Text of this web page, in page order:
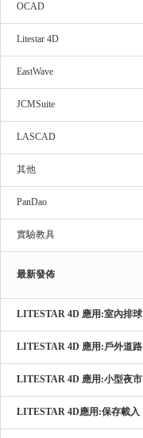
OCAD
Litestar 4D
EastWave
JCMSuite
LASCAD
其他
PanDao
實驗教具
最新發佈
LITESTAR 4D 應用:室內排球
LITESTAR 4D 應用:戶外道路
LITESTAR 4D 應用:小型夜市
LITESTAR 4D應用:保存載入